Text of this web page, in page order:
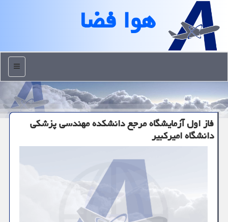
هوا فضا
منو
فاز اول آزمایشگاه مرجع دانشكده مهندسی پزشكی
دانشگاه امیركبیر